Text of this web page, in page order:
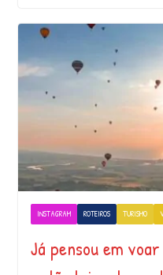
INSTAGRAM ROTEIROS TURISMO
Já pensou em